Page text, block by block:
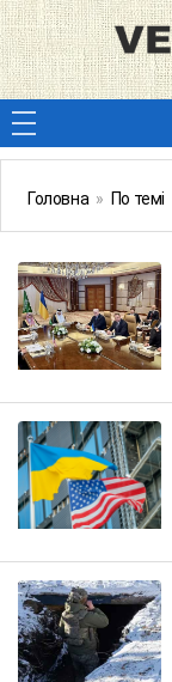
Головна » По темі